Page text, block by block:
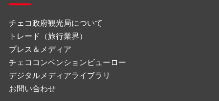
チェコ政府観光局について
トレード（旅行業界）
プレス＆メディア
チェココンベンションビューロー
デジタルメディアライブラリ
お問い合わせ